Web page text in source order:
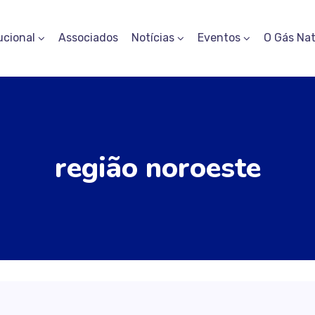
Associados Notícias Eventos O Gás
região noroeste